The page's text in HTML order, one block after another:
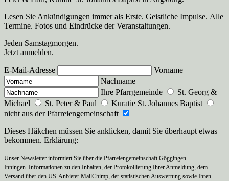
Lesen Sie Ankündigungen immer als Erste. Geistliche Impulse. Alle
Termine. Fotos und Eindrücke der Veranstaltungen.
Jeden Samstagmorgen.
Jetzt anmelden.
E-Mail-Adresse
Vorname
Nachname
Ihre Pfarrgemeinde
St. Georg &
Michael
St. Peter & Paul
Kuratie St. Johannes Baptist
nicht aus der Pfarreiengemeinschaft
Dieses Häkchen müssen Sie anklicken, damit Sie überhaupt etwas
bekommen. Erklärung:
Unser Newsletter informiert Sie über die Pfarreiengemeinschaft Göggingen-
Inningen. Informationen zu den Inhalten, der Protokollierung Ihrer Anmeldung, dem
Versand über den US-Anbieter MailChimp, der statistischen Auswertung sowie Ihren